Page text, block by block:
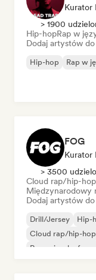
Kurator
> 1900
Hip-hopRap w
Dodaj artystów
Hip-hop Rap w
FOG
Kurator
> 3500
Cloud rap/hip-hop
Międzynarodowy
Dodaj artystów
Drill/Jersey Hip-
Cloud rap/hip-hop
Rap w języku